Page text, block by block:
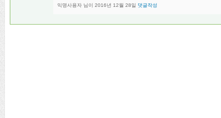
익명사용자 님이 2016년 12월 28일 댓글작성